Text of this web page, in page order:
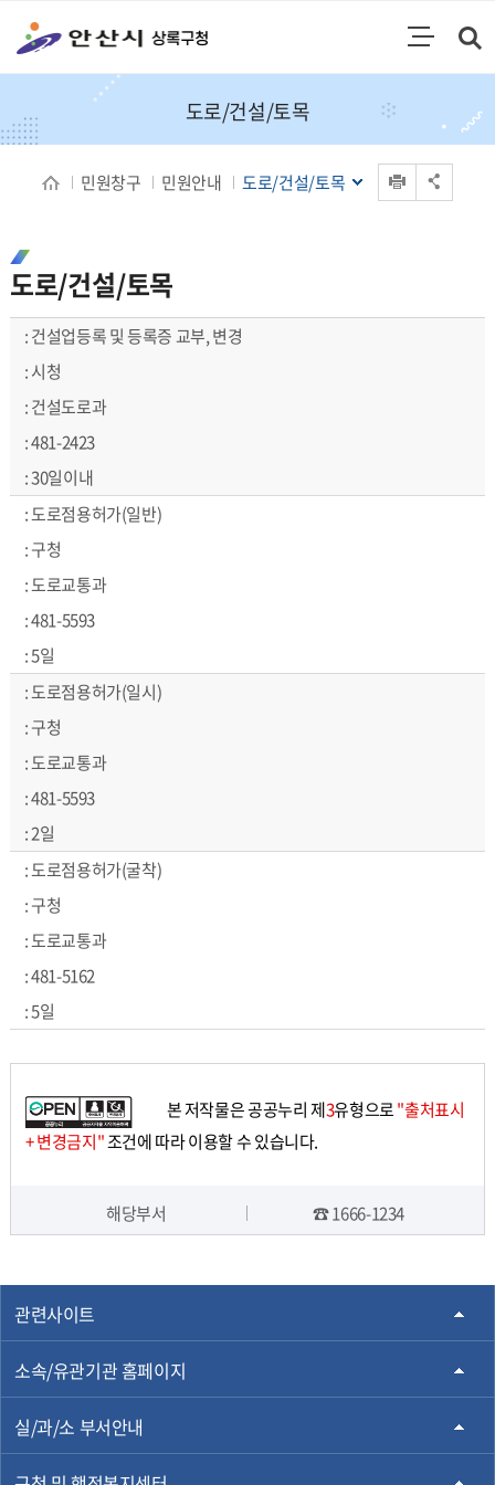
주메뉴
도로/건설/토목
민원창구 민원안내 도로/건설/토목
도로/건설/토목
건설업등록 및 등록증 교부, 변경
시청
건설도로과
481-2423
30일이내
도로점용허가(일반)
구청
도로교통과
481-5593
5일
도로점용허가(일시)
구청
도로교통과
481-5593
2일
도로점용허가(굴착)
구청
도로교통과
481-5162
5일
본 저작물은 공공누리 제3유형으로"출처표시
+ 변경금지"조건에 따라 이용할 수 있습니다.
해당부서 ☎ 1666-1234
관련사이트
소속/유관기관 홈페이지
실/과/소 부서안내